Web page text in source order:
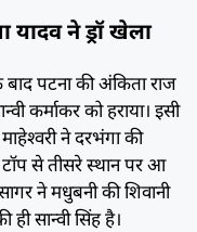
यादव ने ड्रॉ खेला
पटना की अंकिता राज
कर्माकर को हराया। इसी
ने दरभंगा की
टॉप से तीसरे स्थान पर आ
ने मधुबनी की शिवानी
ही सान्वी सिंह है।